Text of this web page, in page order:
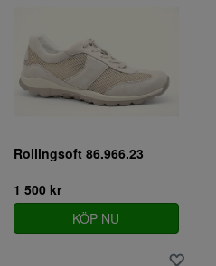
Rollingsoft 86.966.23
1 500 kr
KÖP NU